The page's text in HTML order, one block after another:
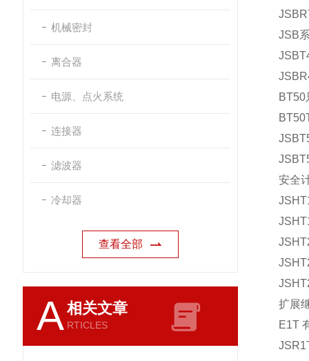
机械密封
离合器
电源、点火系统
连接器
滤波器
冷却器
查看全部
A相关文章
RTICLES
JSB
BT50
安全
扩展
E1T